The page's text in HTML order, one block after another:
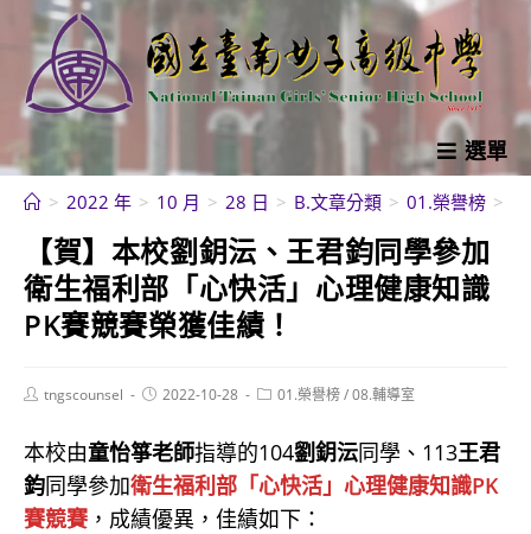
內
選單
> 2022 年 > 10 月 > 28 日 > B.文章分類 > 01.榮譽榜 >
【賀】本校劉鈅沄、王君鈞同學參加
衛生福利部「心快活」心理健康知識
PK賽競賽榮獲佳績！
Posttngscounsel
Post2022-10-28
Post01.榮譽榜/08.輔導室
本校由童怡箏老師指導的104劉鈅沄同學、113王君
鈞同學參加衛生福利部「心快活」心理健康知識PK
賽競賽，成績優異，佳績如下：